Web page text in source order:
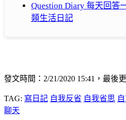
Question Diary 每天回答
類生活日記
發文時間：2/21/2020 15:41，最後
TAG: 寫日記 自我反省 自我省思
聊天